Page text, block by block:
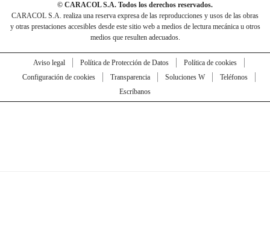
© CARACOL S.A. Todos los derechos reservados.
CARACOL S.A. realiza una reserva expresa de las reproducciones y usos de las obras
y otras prestaciones accesibles desde este sitio web a medios de lectura mecánica u otros
medios que resulten adecuados.
Aviso legal Política de Protección de Datos
Política de cookies
Configuración de cookies
Transparencia Soluciones W
Teléfonos
Escríbanos